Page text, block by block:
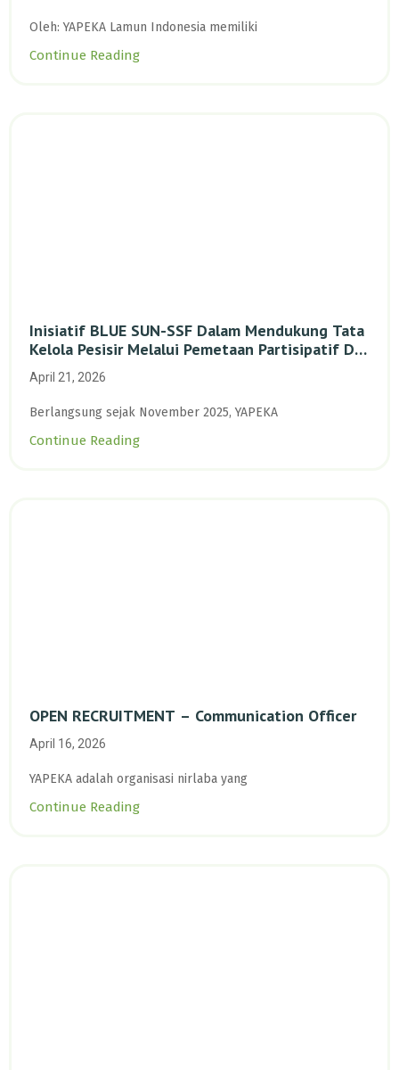
Oleh: YAPEKA Lamun Indonesia memiliki
Continue Reading
Inisiatif BLUE SUN-SSF Dalam Mendukung Tata
Kelola Pesisir Melalui Pemetaan Partisipatif Di
Enam Desa Kepulauan Riau
April 21, 2026
Berlangsung sejak November 2025, YAPEKA
Continue Reading
OPEN RECRUITMENT – Communication Officer
April 16, 2026
YAPEKA adalah organisasi nirlaba yang
Continue Reading